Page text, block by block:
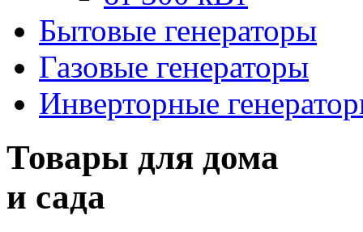
Бытовые генераторы
Газовые генераторы
Инверторные
Товары для дома
и сада